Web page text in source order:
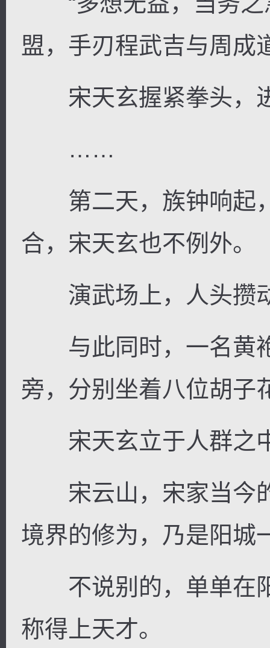
盟，手刃程武吉与周成
宋天玄握紧拳头，
……
第二天，族钟响起
合，宋天玄也不例外。
演武场上，人头攒
与此同时，一名黄
旁，分别坐着八位胡子
宋天玄立于人群之
宋云山，宋家当今
境界的修为，乃是阳城
不说别的，单单在
称得上天才。